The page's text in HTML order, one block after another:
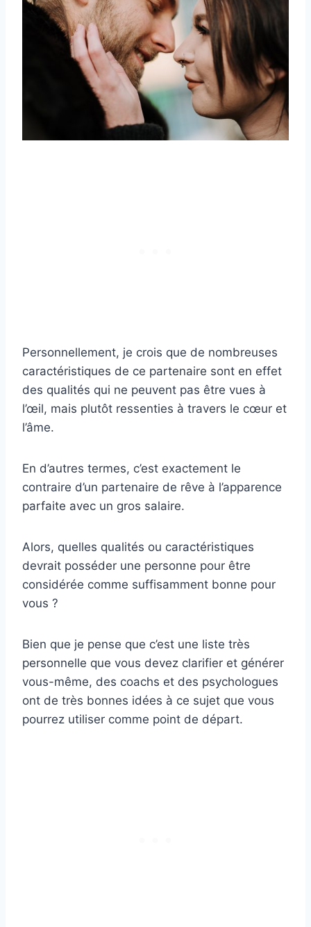
Personnellement, je crois que de nombreuses
caractéristiques de ce partenaire sont en effet
des qualités qui ne peuvent pas être vues à
l’œil, mais plutôt ressenties à travers le cœur et
l’âme.
En d’autres termes, c’est exactement le
contraire d’un partenaire de rêve à l’apparence
parfaite avec un gros salaire.
Alors, quelles qualités ou caractéristiques
devrait posséder une personne pour être
considérée comme suffisamment bonne pour
vous ?
Bien que je pense que c’est une liste très
personnelle que vous devez clarifier et générer
vous-même, des coachs et des psychologues
ont de très bonnes idées à ce sujet que vous
pourrez utiliser comme point de départ.